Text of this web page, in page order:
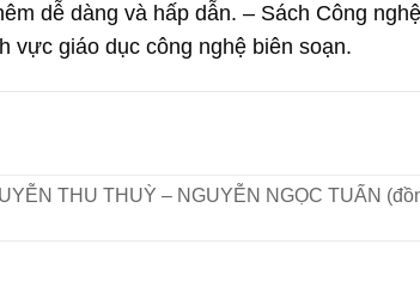
dễ dàng và hấp dẫn. – Sách Công
vực giáo dục công nghệ biên soạn.
THU THUỲ – NGUYỄN NGỌC TUẤN